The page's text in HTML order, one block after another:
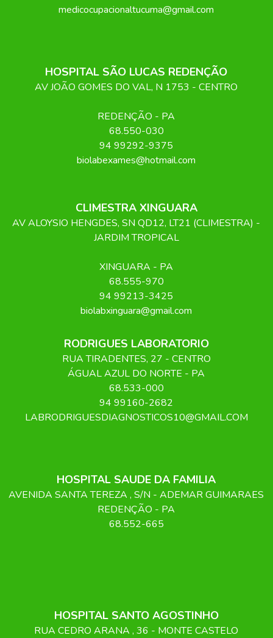
medicocupacionaltucuma@gmail.com
HOSPITAL SÃO LUCAS REDENÇÃO
AV JOÃO GOMES DO VAL, N 1753 - CENTRO
REDENÇÃO - PA
68.550-030
94 99292-9375
biolabexames@hotmail.com
CLIMESTRA XINGUARA
AV ALOYSIO HENGDES, SN QD12, LT21 (CLIMESTRA) -
JARDIM TROPICAL
XINGUARA - PA
68.555-970
94 99213-3425
biolabxinguara@gmail.com
RODRIGUES LABORATORIO
RUA TIRADENTES, 27 - CENTRO
ÁGUAL AZUL DO NORTE - PA
68.533-000
94 99160-2682
LABRODRIGUESDIAGNOSTICOS10@GMAIL.COM
HOSPITAL SAUDE DA FAMILIA
AVENIDA SANTA TEREZA, S/N - ADEMAR GUIMARAES
REDENÇÃO - PA
68.552-665
HOSPITAL SANTO AGOSTINHO
RUA CEDRO ARANA, 36 - MONTE CASTELO